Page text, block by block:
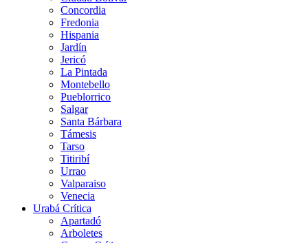
Concordia
Fredonia
Hispania
Jardín
Jericó
La Pintada
Montebello
Pueblorrico
Salgar
Santa Bárbara
Támesis
Tarso
Titiribí
Urrao
Valparaiso
Venecia
Urabá Crítica
Apartadó
Arboletes